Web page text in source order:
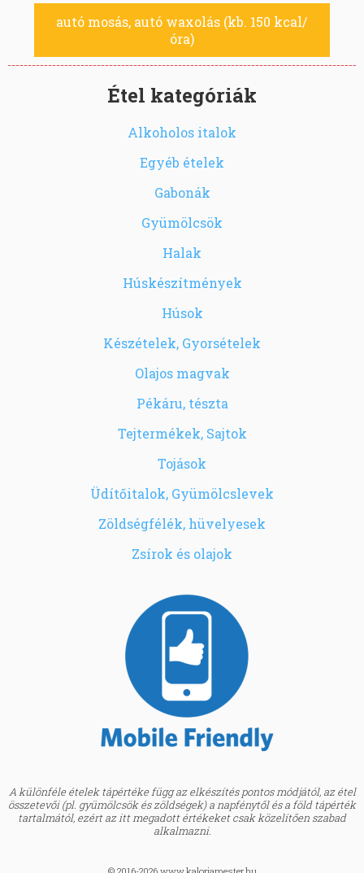
autó mosás, autó waxolás (kb. 150 kcal/
óra)
Étel kategóriák
Alkoholos italok
Egyéb ételek
Gabonák
Gyümölcsök
Halak
Húskészítmények
Húsok
Készételek, Gyorsételek
Olajos magvak
Pékáru, tészta
Tejtermékek, Sajtok
Tojások
Üdítőitalok, Gyümölcslevek
Zöldségfélék, hüvelyesek
Zsírok és olajok
A különféle ételek tápértéke függ az elkészítés pontos módjától, az étel
összetevői (pl. gyümölcsök és zöldségek) a napfénytől és a föld tápérték
tartalmától, ezért az itt megadott értékeket csak közelítően szabad
alkalmazni.